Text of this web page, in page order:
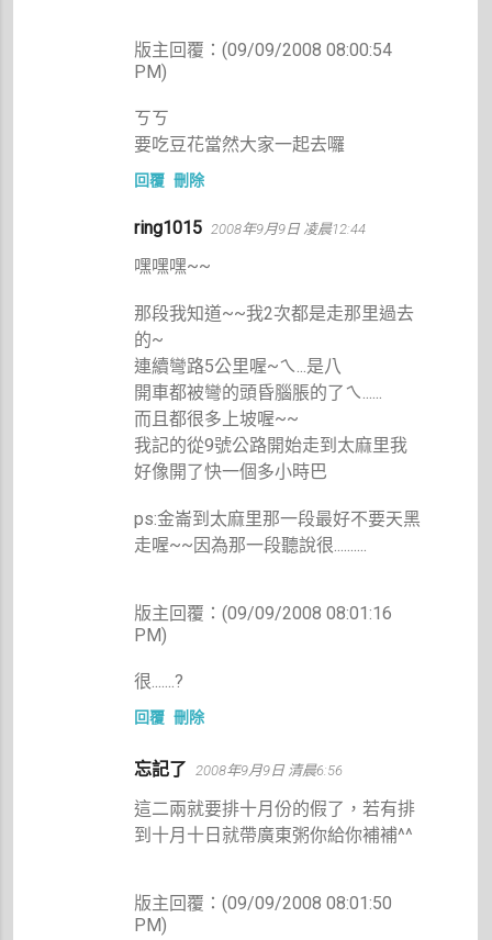
版主回覆：(09/09/2008 08:00:54
PM)
ㄎㄎ
要吃豆花當然大家一起去囉
回覆 刪除
ring1015 2008年9月9日 凌晨12:44
嘿嘿嘿~~
那段我知道~~我2次都是走那里過去
的~
連續彎路5公里喔~ㄟ...是八
開車都被彎的頭昏腦脹的了ㄟ......
而且都很多上坡喔~~
我記的從9號公路開始走到太麻里我
好像開了快一個多小時巴
ps:金崙到太麻里那一段最好不要天黑
走喔~~因為那一段聽說很..........
版主回覆：(09/09/2008 08:01:16
PM)
很.......?
回覆 刪除
忘記了 2008年9月9日 清晨6:56
這二兩就要排十月份的假了，若有排
到十月十日就帶廣東粥你給你補補^^
版主回覆：(09/09/2008 08:01:50
PM)